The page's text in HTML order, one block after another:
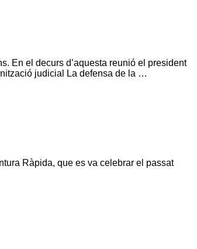
En el decurs d’aquesta reunió el president
judicial La defensa de la …
Ràpida, que es va celebrar el passat